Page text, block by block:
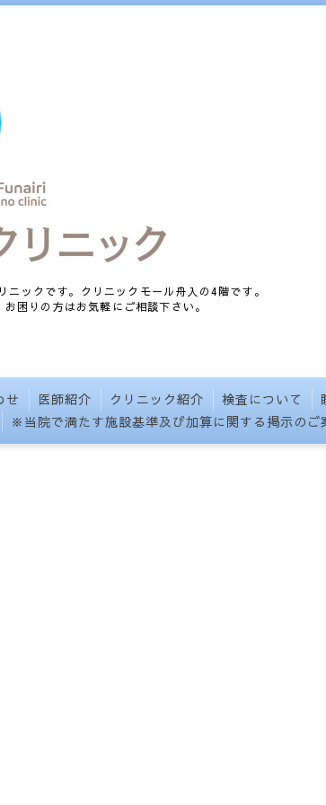
ックです。クリニックモール舟入の4階です。
困りの方はお気軽にご相談下さい。
せ 医師紹介 クリニック紹介 検査について
※当院で満たす施設基準及び加算に関する掲示のご